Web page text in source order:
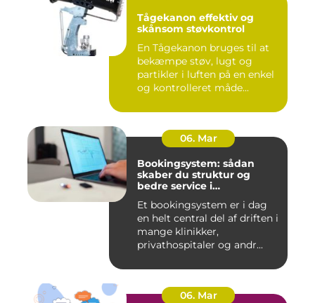
Tågekanon effektiv og
skånsom støvkontrol
En Tågekanon bruges til at
bekæmpe støv, lugt og
partikler i luften på en enkel
og kontrolleret måde...
06. Mar
Bookingsystem: sådan
skaber du struktur og
bedre service i
Et bookingsystem er i dag
en helt central del af driften i
mange klinikker,
privathospitaler og andr...
06. Mar